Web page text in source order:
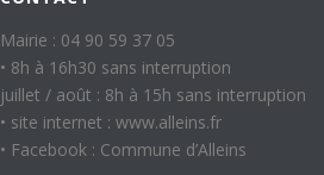
Mairie : 04 90 59 37 05
• 8h à 16h30 sans interruption
juillet / août : 8h à 15h sans interruption
• site internet : www.alleins.fr
• Facebook : Commune d’Alleins